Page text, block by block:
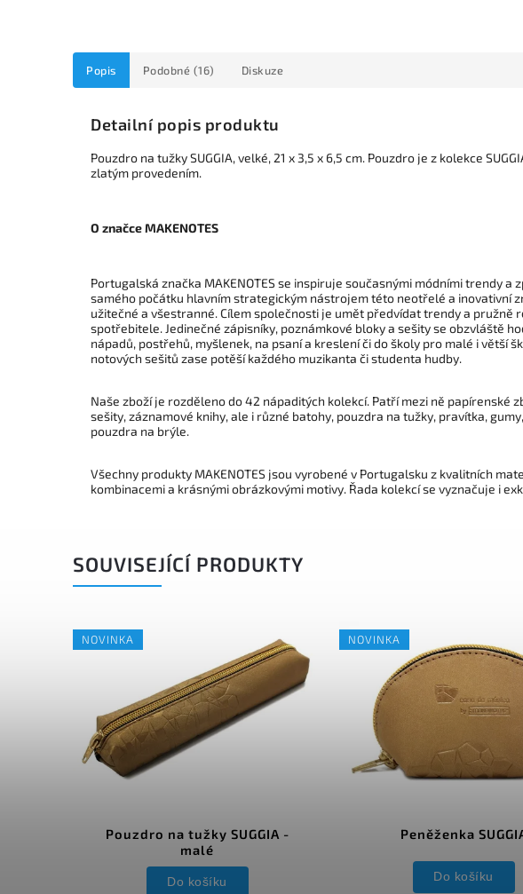
Popis Podobné (16) Diskuze
Detailní popis produktu
Pouzdro na tužky SUGGIA, velké, 21 x 3,5 x 6,5 cm. Pouzdro je z kolekce
zlatým provedením.
O značce MAKENOTES
Portugalská značka MAKENOTES se inspiruje současnými módními trendy a
samého počátku hlavním strategickým nástrojem této neotřelé a inovativní
užitečné a všestranné. Cílem společnosti je umět předvídat trendy a pružně
spotřebitele. Jedinečné zápisníky, poznámkové bloky a sešity se obzvláště
nápadů, postřehů, myšlenek, na psaní a kreslení či do školy pro malé i větší
notových sešitů zase potěší každého muzikanta či studenta hudby.
Naše zboží je rozděleno do 42 nápaditých kolekcí. Patří mezi ně papírenské
sešity, záznamové knihy, ale i různé batohy, pouzdra na tužky, pravítka,
pouzdra na brýle.
Všechny produkty MAKENOTES jsou vyrobené v Portugalsku z kvalitních
kombinacemi a krásnými obrázkovými motivy. Řada kolekcí se vyznačuje i
SOUVISEJÍCÍ PRODUKTY
NOVINKA
Pouzdro na tužky SUGGIA -
malé
Do košíku
NOVINKA
Peněženka
Do košíku